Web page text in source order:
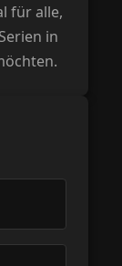
für alle,
in